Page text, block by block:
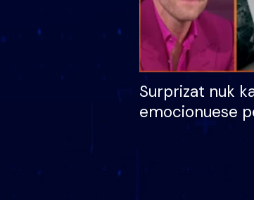
Surprizat nuk
emocionuese
nëna dhe